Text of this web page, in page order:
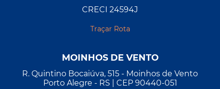
CRECI 24594J
Traçar Rota
MOINHOS DE VENTO
R. Quintino Bocaiúva, 515 - Moinhos de Vento
Porto Alegre - RS | CEP 90440-051